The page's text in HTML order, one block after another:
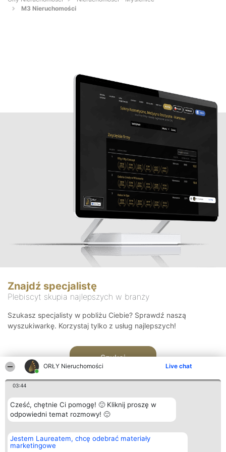
ORŁY Nieruchomości Live chat
03:44
Cześć, chętnie Ci pomogę! 🙂 Kliknij proszę w
odpowiedni temat rozmowy! 🙂
Jestem Laureatem, chcę odebrać materiały
marketingowe
M3 Nieruchomości
Znajdź specjalistę
Plebiscyt skupia najlepszych w branży
Szukasz specjalisty w pobliżu Ciebie? Sprawdź naszą
wyszukiwarkę. Korzystaj tylko z usług najlepszych!
Szukaj
Organizator plebiscytu
Bright Side Solutions sp. z o.
o. sp. k.
Plebiscyt
Laureaci
Kontakt
Kontakt